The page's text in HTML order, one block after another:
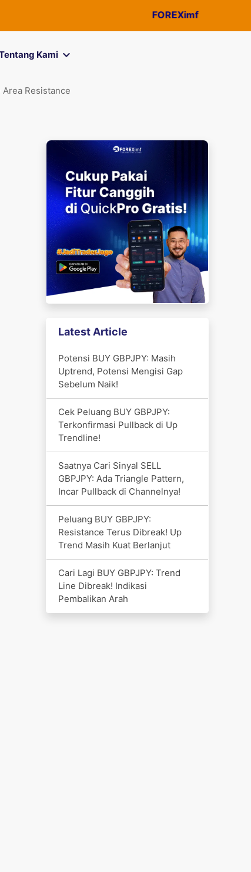
FOREXimfkini menjadi
Kami
Area Resistance
Latest Article
Potensi BUY GBPJPY: Masih
Uptrend, Potensi Mengisi Gap
Sebelum Naik!
Cek Peluang BUY GBPJPY:
Terkonfirmasi Pullback di Up
Trendline!
Saatnya Cari Sinyal SELL
GBPJPY: Ada Triangle Pattern,
Incar Pullback di Channelnya!
Peluang BUY GBPJPY:
Resistance Terus Dibreak! Up
Trend Masih Kuat Berlanjut
Cari Lagi BUY GBPJPY: Trend
Line Dibreak! Indikasi
Pembalikan Arah